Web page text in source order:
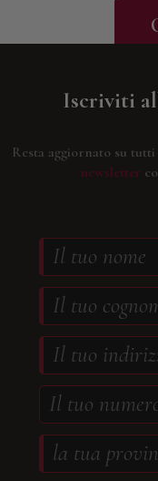
Iscriviti
Resta aggiornato su
newsletter